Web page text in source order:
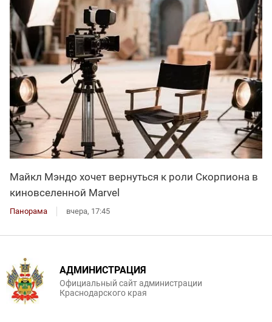
Майкл Мэндо хочет вернуться к роли Скорпиона в
киновселенной Marvel
Панорама вчера, 17:45
АДМИНИСТРАЦИЯ
Официальный сайт администрации
Краснодарского края